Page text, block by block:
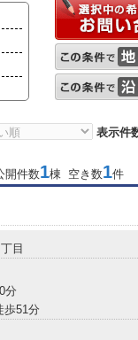
表示件
開件数1棟 空き数1件
目
分
歩51分